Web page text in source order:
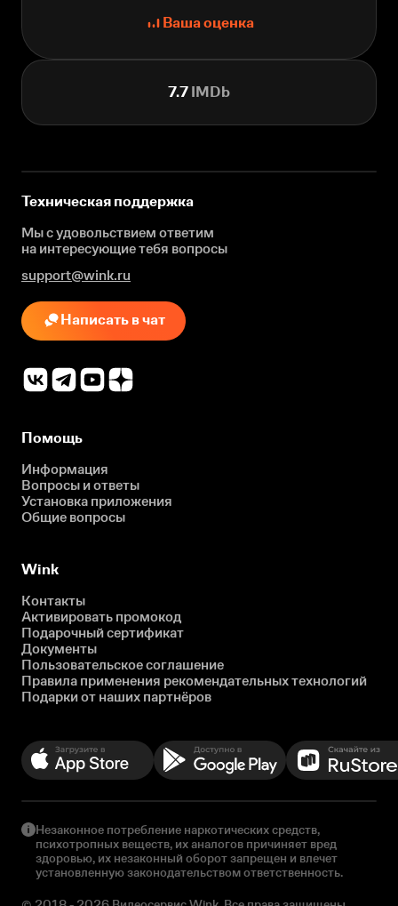
Ваша оценка
7.7 IMDb
Техническая поддержка
Мы с удовольствием ответим
на интересующиетебя вопросы
support@wink.ru
Написать в чат
Помощь
Информация
Вопросы и ответы
Установка приложения
Общие вопросы
Wink
Контакты
Активировать промокод
Подарочный сертификат
Документы
Пользовательское соглашение
Правила применения рекомендательных технологий
Подарки от наших партнёров
Незаконное потребление наркотических средств,
психотропных веществ, их аналогов причиняет вред
здоровью, их незаконный оборот запрещен и влечет
установленную законодательством ответственность.